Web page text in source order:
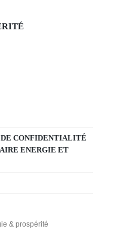
CONFIDENTIALITÉ
ENERGIE ET
& prospérité